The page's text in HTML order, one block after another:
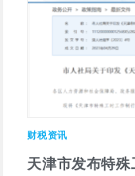
财税资讯
天津市发布特